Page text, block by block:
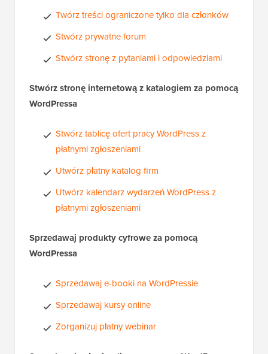
Twórz treści ograniczone tylko dla członków
Stwórz prywatne forum
Stwórz stronę z pytaniami i odpowiedziami
Stwórz stronę internetową z katalogiem za pomocą
WordPressa
Stwórz tablicę ofert pracy WordPress z
płatnymi zgłoszeniami
Utwórz płatny katalog firm
Utwórz kalendarz wydarzeń WordPress z
płatnymi zgłoszeniami
Sprzedawaj produkty cyfrowe za pomocą
WordPressa
Sprzedawaj e-booki na WordPressie
Sprzedawaj kursy online
Zorganizuj płatny webinar